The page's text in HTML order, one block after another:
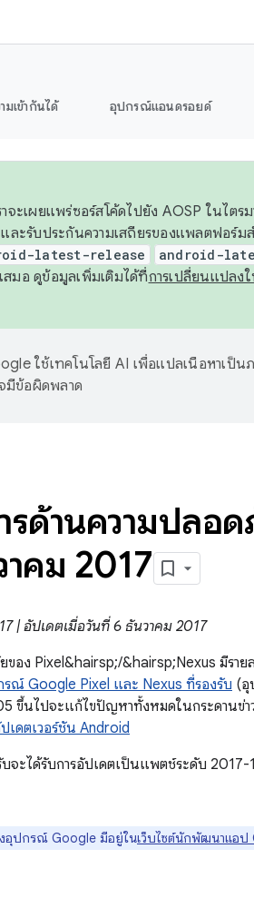
มเข้ากันได้ อุปกรณ์แอนดรอยด์
ะเผยแพร่ซอร์สโค้ดไปยัง AOSP ในไตร
ะรับประกันความเสถียรของแพลตฟอร์มส
latest-release android-
มอ ดูข้อมูลเพิ่มเติมได้ที่การเปลี่ยนแปลง
ใช้เทคโนโลยี AI เพื่อแปลเนื้อหาเป็
มีข้อผิดพลาด
รด้านความปลอ
คม 2017
| อัปเดตเมื่อวันที่ 6 ธันวาคม 2017
ของ Pixel&hairsp;/&hairsp;Nexus มีรา
รณ์ Google Pixel และ Nexus ที่รองรับ (อุ
ขึ้นไปจะแก้ไขปัญหาทั้งหมดในกระดานข่า
เดตเวอร์ชัน Android
ะได้รับการอัปเดตเป็นแพตช์ระดับ 2017-
อุปกรณ์ Google มีอยู่ในเว็บไซต์นักพัฒนาแอป